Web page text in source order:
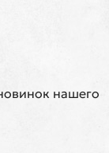
нашего